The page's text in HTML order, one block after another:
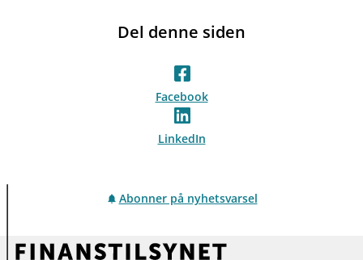
Del denne siden
Facebook
LinkedIn
Abonner på nyhetsvarsel